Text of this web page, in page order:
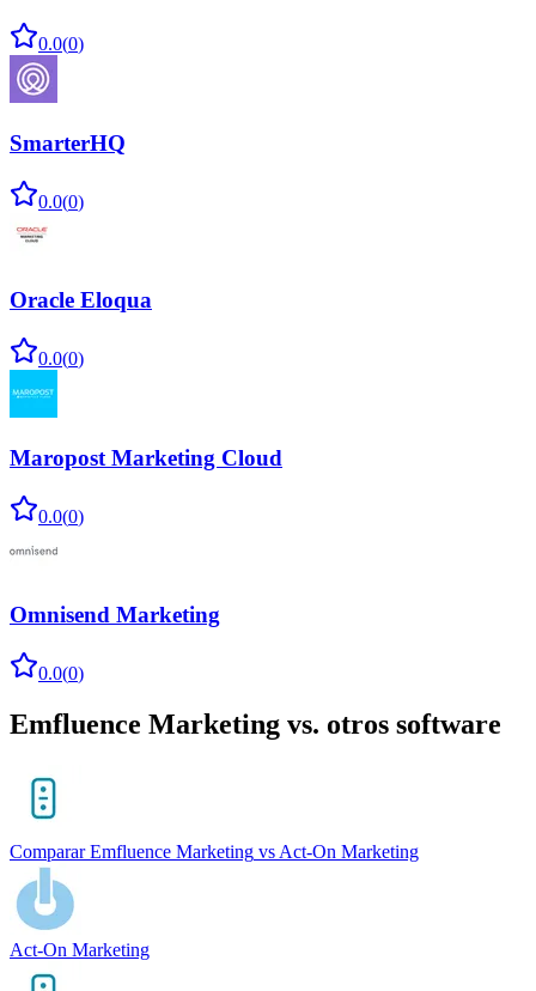
0.0(0)
SmarterHQ
0.0(0)
Oracle Eloqua
0.0(0)
Maropost Marketing Cloud
0.0(0)
Omnisend Marketing
0.0(0)
Emfluence Marketing vs. otros software
Comparar Emfluence Marketing vs Act-On Marketing
Act-On Marketing